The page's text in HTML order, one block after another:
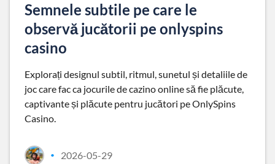
Semnele subtile pe care le
observă jucătorii pe onlyspins
casino
Explorați designul subtil, ritmul, sunetul și detaliile de
joc care fac ca jocurile de cazino online să fie plăcute,
captivante și plăcute pentru jucători pe OnlySpins
Casino.
• 2026-05-29